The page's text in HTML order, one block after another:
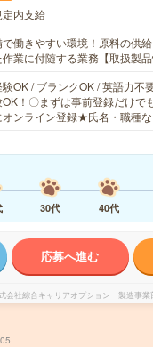
内支給
で働きやすい環境！原料の供
作業に付随する業務【取扱製
OK / ブランクOK / 英語力不
！〇まずは事前登録だけで
オンライン登録★氏名・職種
30代 40代
応募へ進む
会社綜合キャリアオプション 製造事業